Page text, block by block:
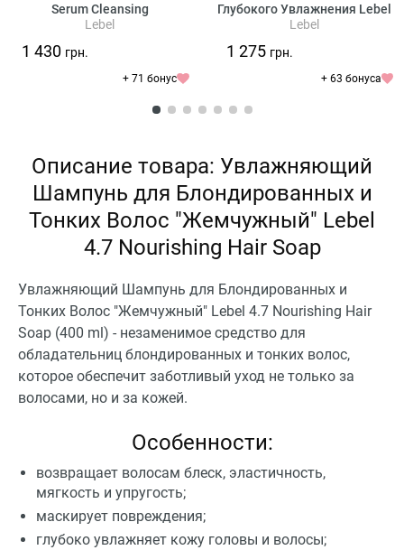
Serum Cleansing
Lebel
1 430 грн.
+ 71 бонус
Глубокого Увлажнения Lebel
IAU Cleansing Relaxment
Lebel
1 275 грн.
+ 63 бонуса
Описание товара: Увлажняющий
Шампунь для Блондированных и
Тонких Волос "Жемчужный" Lebel
4.7 Nourishing Hair Soap
Увлажняющий Шампунь для Блондированных и
Тонких Волос "Жемчужный" Lebel 4.7 Nourishing Hair
Soap (400 ml) - незаменимое средство для
обладательниц блондированных и тонких волос,
которое обеспечит заботливый уход не только за
волосами, но и за кожей.
Особенности:
возвращает волосам блеск, эластичность,
мягкость и упругость;
маскирует повреждения;
глубоко увлажняет кожу головы и волосы;